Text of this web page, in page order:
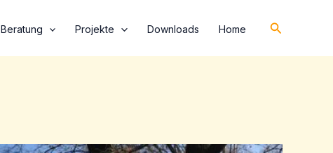
Beratung Projekte Downloads Home Suchen